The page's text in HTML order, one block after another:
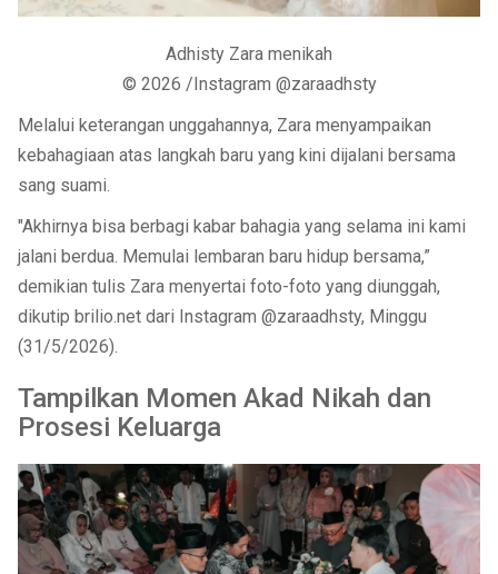
Adhisty Zara menikah
© 2026 /Instagram @zaraadhsty
Melalui keterangan unggahannya, Zara menyampaikan
kebahagiaan atas langkah baru yang kini dijalani bersama
sang suami.
"Akhirnya bisa berbagi kabar bahagia yang selama ini kami
jalani berdua. Memulai lembaran baru hidup bersama,”
demikian tulis Zara menyertai foto-foto yang diunggah,
dikutip brilio.net dari Instagram @zaraadhsty, Minggu
(31/5/2026).
Tampilkan Momen Akad Nikah dan
Prosesi Keluarga